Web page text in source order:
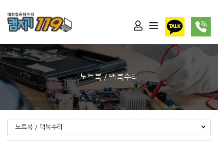
노트북 / 맥북수리
노트북 / 맥북수리